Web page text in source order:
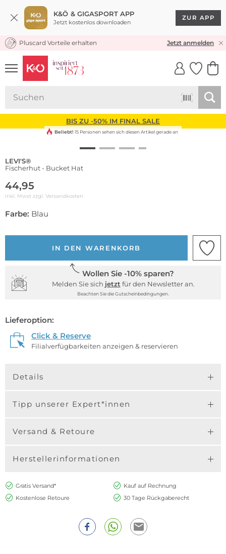
K&Ö & GIGASPORT APP
Jetzt kostenlos downloaden
ZUR APP
KOSTENLOSER VERSAND* & RÜCKVERSAND
Pluscard Vorteile erhalten Jetzt anmelden
UNSERE APP
CLICK &
BIS ZU -50% IM FINAL SALE
Beliebt! 15 Personen sehen sich diesen Artikel gerade an
LEVI'S®
Fischerhut - Bucket Hat
44,95
inkl. Mwst zzgl. Versandkosten
Farbe: Blau
IN DEN WARENKORB
Wollen Sie -10% sparen?
Melden Sie sich jetzt für den Newsletter an.
Beachten Sie die Gutscheinbedingungen.
Lieferoption:
Click & Reserve
Filialverfügbarkeiten anzeigen & reservieren
Details
Tipp unserer Expert*innen
Versand & Retoure
Herstellerinformationen
Gratis Versand*
Kauf auf Rechnung
Kostenlose Retoure
30 Tage Rückgaberecht